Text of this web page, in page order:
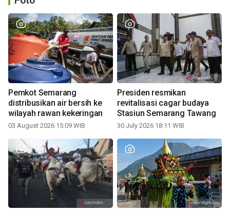
Pemkot Semarang
distribusikan air bersih ke
wilayah rawan kekeringan
03 August 2026 15:09 WIB
Presiden resmikan
revitalisasi cagar budaya
Stasiun Semarang Tawang
30 July 2026 18:11 WIB